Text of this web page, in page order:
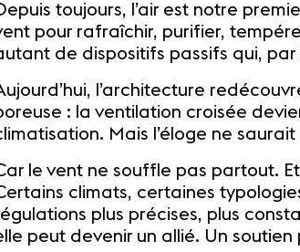
toujours, l’air est notre
pour rafraîchir, purifier,
de dispositifs passifs qui,
l’architecture
: la ventilation croisée
Mais l’éloge ne
le vent ne souffle pas partout.
climats, certaines
plus précises, plus
peut devenir un allié. Un